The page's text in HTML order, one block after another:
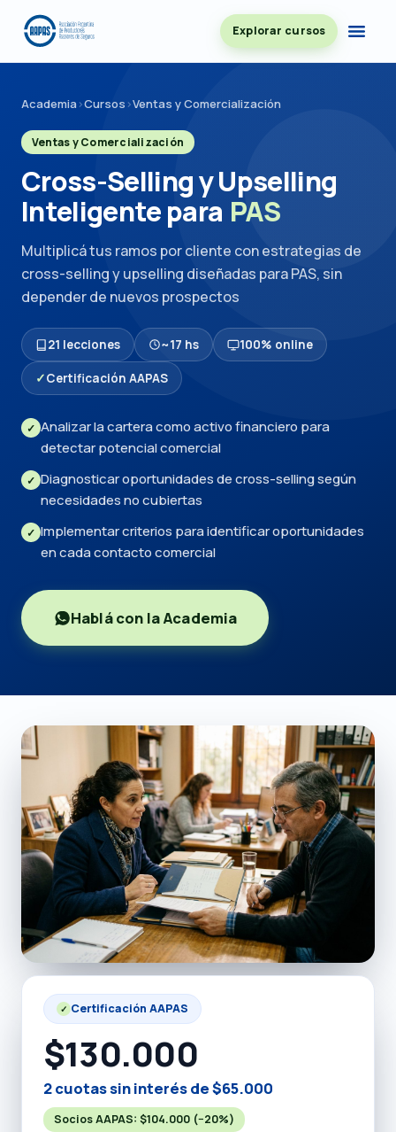
Explorar cursos
Academia›Cursos ›Ventas y Comercialización
Ventas y Comercialización
Cross-Selling y Upselling
Inteligente para PAS
Multiplicá tus ramos por cliente con estrategias de
cross-selling y upselling diseñadas para PAS, sin
depender de nuevos prospectos
21 lecciones ~17 hs 100% online
✓Certificación AAPAS
✓ Analizar la cartera como activo financiero para
detectar potencial comercial
✓ Diagnosticar oportunidades de cross-selling según
necesidades no cubiertas
✓ Implementar criterios para identificar oportunidades
en cada contacto comercial
Hablá con la Academia
✓ Certificación AAPAS
$130.000
2 cuotas sin interés de $65.000
Socios AAPAS: $104.000 (−20%)